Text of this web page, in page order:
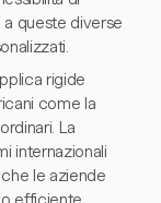
queste diverse
rigide
come la
La
internazionali
le aziende